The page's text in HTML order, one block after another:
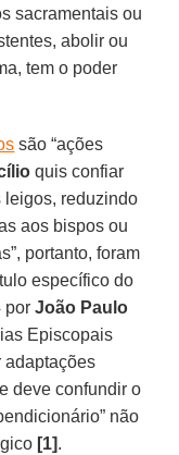
sacramentais ou
abolir ou
tem o poder
são “ações
quis confiar
leigos, reduzindo
aos bispos ou
portanto, foram
específico do
porJoão Paulo
Episcopais
adaptações
deve confundir o
não
[1].